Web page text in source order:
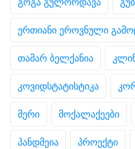
გოგა გულორდავა
ერთიანი ეროვნული
თამარ ბელქანია
კოვიდსტატისტიკა
მერი მოქალაქეები
პანდმეია პროექტი